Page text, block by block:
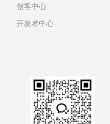
创客中心
开发者中心